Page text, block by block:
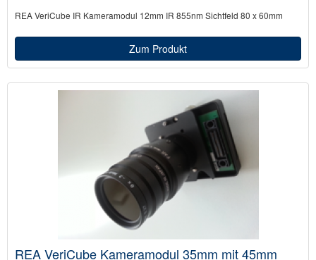
REA VeriCube IR Kameramodul 12mm IR 855nm Sichtfeld 80 x 60mm
Zum Produkt
REA VeriCube Kameramodul 35mm mit 45mm